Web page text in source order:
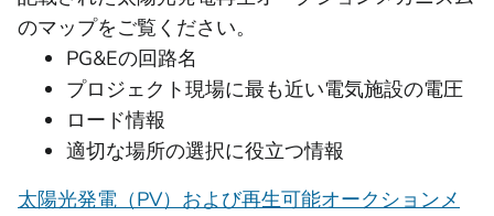
のマップをご覧ください。
PG&Eの回路名
プロジェクト現場に最も近い電気施設の電圧
ロード情報
適切な場所の選択に役立つ情報
太陽光発電（PV）および再生可能オークションメ